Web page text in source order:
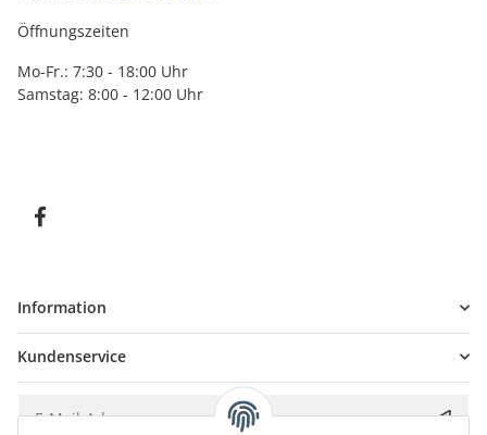
Öffnungszeiten
Mo-Fr.: 7:30 - 18:00 Uhr
Samstag: 8:00 - 12:00 Uhr
Information
Kundenservice